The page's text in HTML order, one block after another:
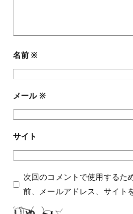
名前 ※
メール ※
サイト
次回のコメントで使用するた
前、メールアドレス、サイト